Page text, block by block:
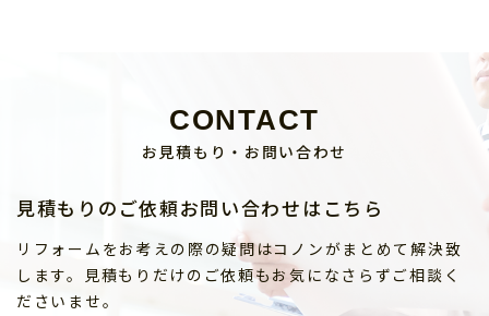
CONTACT
お見積もり・お問い合わせ
見積もりのご依頼お問い合わせはこちら
リフォームをお考えの際の疑問はコノンがまとめて解決致
します。見積もりだけのご依頼もお気になさらずご相談く
ださいませ。